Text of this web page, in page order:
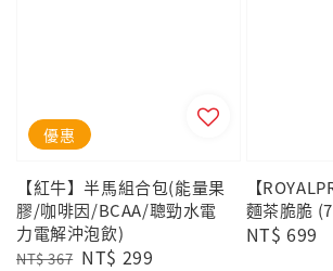
優惠
【紅牛】半馬組合包(能量果
膠/咖啡因/BCAA/聰勁水電
力電解沖泡飲)
Regular
NT$ 367 Sale
NT$ 299
【
麵茶脆脆
Regular
NT$ 699